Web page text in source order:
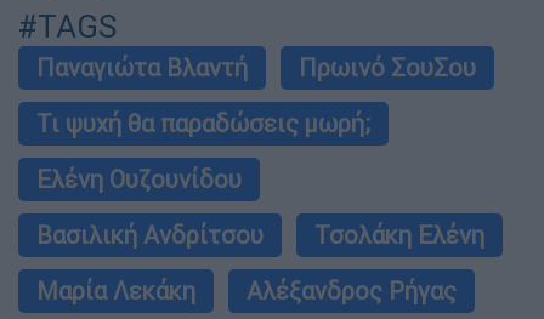
#TAGS
Παναγιώτα Βλαντή
Πρωινό ΣουΣου
Τι ψυχή θα παραδώσεις μωρή;
Ελένη Ουζουνίδου
Βασιλική Ανδρίτσου
Τσολάκη Ελένη
Μαρία Λεκάκη
Αλέξανδρος Ρήγας